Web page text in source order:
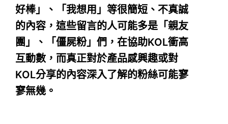
好棒」、「我想用」等很簡短、不真誠
的內容，這些留言的人可能多是「親友
團」、「僵屍粉」們，在協助KOL衝高
互動數，而真正對於產品感興趣或對
KOL分享的內容深入了解的粉絲可能寥
寥無幾。